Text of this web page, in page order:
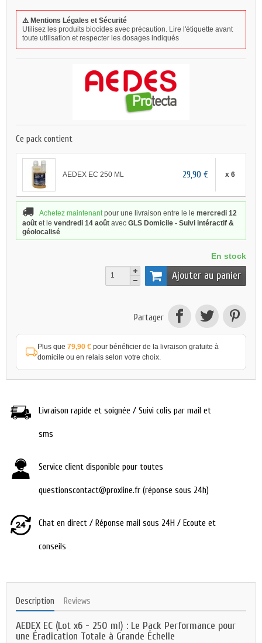
⚠️ Mentions Légales et Sécurité
Utilisez les produits biocides avec précaution. Lire l'étiquette avant
toute utilisation et respecter les dosages indiqués
Ce pack contient
AEDEX EC 250 ML 29,90 € x 6
Achetez maintenant pour une livraison entre le le mercredi 12
août et le vendredi 14 août avec GLS Domicile - Suivi intéractif &
géolocalisé
En stock
Ajouter au panier
Partager
Plus que 79,90 € pour bénéficier de la livraison gratuite à
domicile ou en relais selon votre choix.
Livraison rapide et soignée / Suivi colis par mail et
sms
Service client disponible pour toutes
questionscontact@proxline.fr (réponse sous 24h)
Chat en direct / Réponse mail sous 24H / Ecoute et
conseils
Description Reviews
AEDEX EC (Lot x6 - 250 ml) : Le Pack Performance pour
une Éradication Totale à Grande Échelle